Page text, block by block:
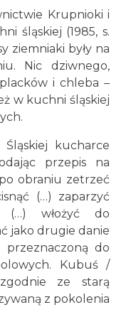
Krupnioki i
śląskiej (1985, s.
ziemniaki były na
Nic dziwnego,
i chleba –
w kuchni śląskiej
kucharce
przepis na
obraniu zetrzeć
(…) zaparzyć
(…) włożyć do
jako drugie danie
do
Kubuś /
ze starą
z pokolenia